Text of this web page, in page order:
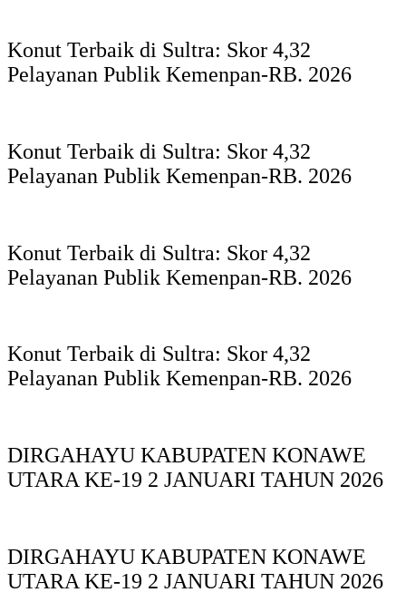
Konut Terbaik di Sultra: Skor 4,32
Pelayanan Publik Kemenpan-RB. 2026
Konut Terbaik di Sultra: Skor 4,32
Pelayanan Publik Kemenpan-RB. 2026
Konut Terbaik di Sultra: Skor 4,32
Pelayanan Publik Kemenpan-RB. 2026
Konut Terbaik di Sultra: Skor 4,32
Pelayanan Publik Kemenpan-RB. 2026
DIRGAHAYU KABUPATEN KONAWE
UTARA KE-19 2 JANUARI TAHUN 2026
DIRGAHAYU KABUPATEN KONAWE
UTARA KE-19 2 JANUARI TAHUN 2026